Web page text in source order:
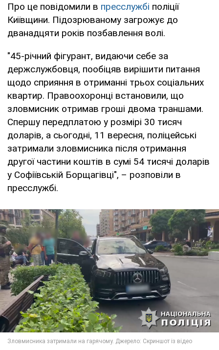
Про це повідомили в пресслужбі поліції
Київщини. Підозрюваному загрожує до
дванадцяти років позбавлення волі.
"45-річний фігурант, видаючи себе за
держслужбовця, пообіцяв вирішити питання
щодо сприяння в отриманні трьох соціальних
квартир. Правоохоронці встановили, що
зловмисник отримав гроші двома траншами.
Спершу передплатою у розмірі 30 тисяч
доларів, а сьогодні, 11 вересня, поліцейські
затримали зловмисника після отримання
другої частини коштів в сумі 54 тисячі доларів
у Софіївській Борщагівці", – розповіли в
пресслужбі.